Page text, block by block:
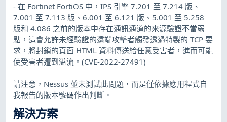
- 在 Fortinet FortiOS 中，IPS 引擎 7.201 至 7.214 版、
7.001 至 7.113 版、6.001 至 6.121 版、5.001 至 5.258
版和 4.086 之前的版本中存在通訊通道的來源驗證不當弱
點，這會允許未經驗證的遠端攻擊者觸發透過特製的 TCP 要
求，將封鎖的頁面 HTML 資料傳送給任意受害者，進而可能
使受害者遭到溢流。(CVE-2022-27491)
請注意，Nessus 並未測試此問題，而是僅依據應用程式自
我報告的版本號碼作出判斷。
解決方案